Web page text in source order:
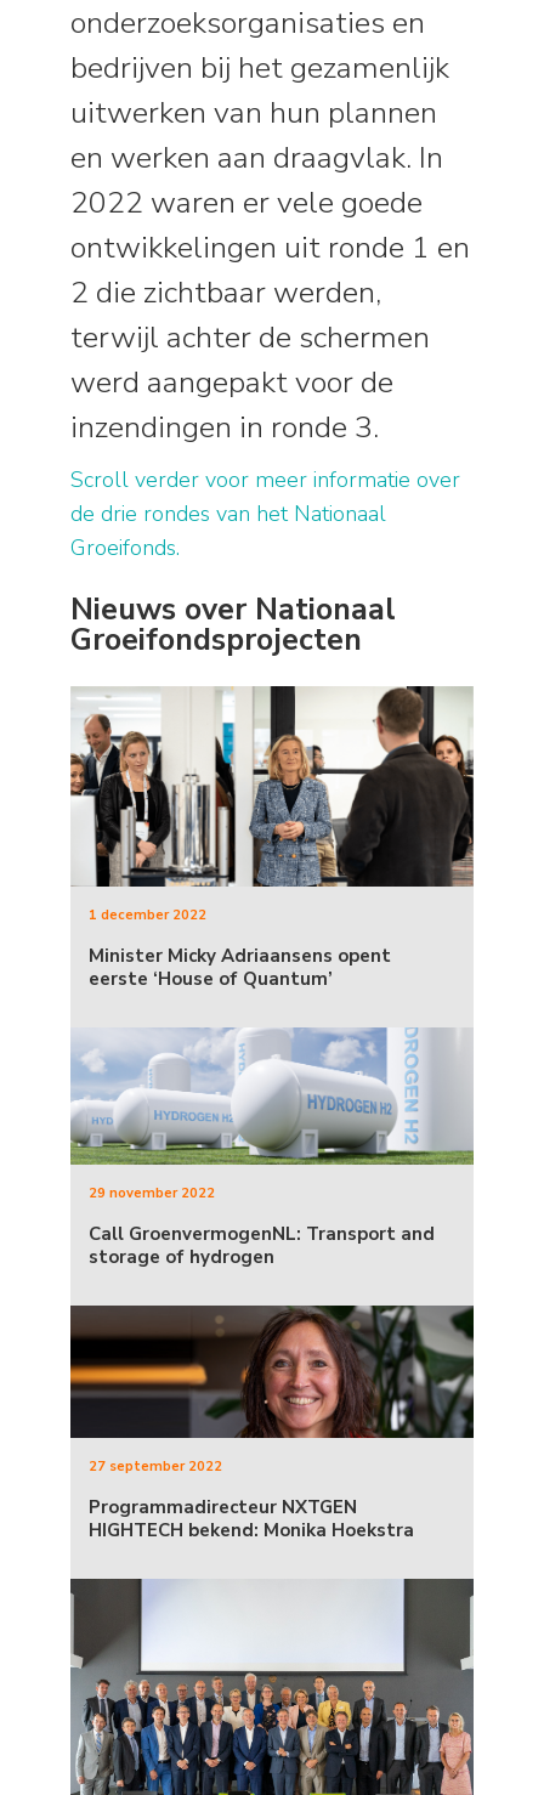
onderzoeksorganisaties en
bedrijven bij het gezamenlijk
uitwerken van hun plannen
en werken aan draagvlak. In
2022 waren er vele goede
ontwikkelingen uit ronde 1 en
2 die zichtbaar werden,
terwijl achter de schermen
werd aangepakt voor de
inzendingen in ronde 3.
Scroll verder voor meer informatie over
de drie rondes van het Nationaal
Groeifonds.
Nieuws over Nationaal
Groeifondsprojecten
1 december 2022
Minister Micky Adriaansens opent
eerste ‘House of Quantum’
29 november 2022
Call GroenvermogenNL: Transport and
storage of hydrogen
27 september 2022
Programmadirecteur NXTGEN
HIGHTECH bekend: Monika Hoekstra